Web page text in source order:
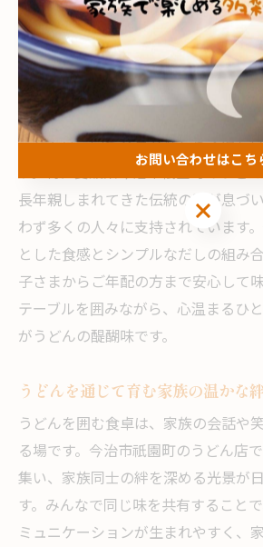
家族で囲む心温まるう
家族みんなで味わううどんの優し
うどんは、家族全員が楽しめる優し
す。特に愛媛県今治市祇園町のうど
長年親しまれてきた伝統の味が息づ
わず多くの人々に支持されています
とした食感とシンプルなだしの組み
子さまからご年配の方まで安心して
テーブルを囲みながら、心温まるひ
がうどんの醍醐味です。
うどんを通じて育む家族の温かな
うどんを囲む食卓は、家族の会話や
る場です。今治市祇園町のうどん店
集い、家族同士の絆を深める光景が
す。みんなで同じ味を共有すること
ミュニケーションが生まれやすく、
お問い合わせはこち
お問い合わせはこち